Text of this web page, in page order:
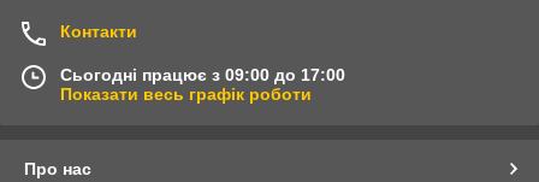
Контакти
Сьогодні працює з 09:00 до 17:00
Показати весь графік роботи
Про нас